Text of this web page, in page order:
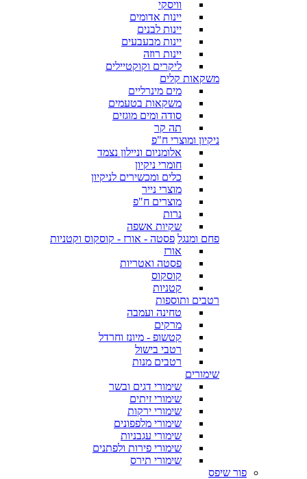
וויסקי
יינות אדומים
יינות לבנים
יינות מבעבעים
יינות רוזה
ליקרים וקוקטיילים
משקאות קלים
מים מינרליים
משקאות בטעמים
סודה ומים מוגזים
תה קר
ניקיון ומוצרי ח"פ
אלומניום וניילון נצמד
חומרי ניקיון
כלים ומכשירים לניקיון
מוצרי נייר
מוצרים ח"פ
נרות
שקיות אשפה
פחם ומנגל פסטה - אורז - קוסקוס וקטניות
אורז
פסטה ואטריות
קוסקוס
קטניות
רטבים ותוספות
טחינה ועמבה
מרקים
קטשופ - מיונז וחרדל
רטבי בישול
רטבים מנות
שימורים
שימורי דגים ובשר
שימורי זיתים
שימורי ירקות
שימורי מלפפונים
שימורי עגבניות
שימורי פירות ולפתנים
שימורי תירס
פור שיפס